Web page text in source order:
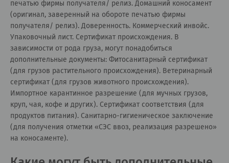
печатью фирмы получателя/ релиз. Домашний коносамент
(оригинал, заверенный на обороте печатью фирмы
получателя/ релиз). Доверенность. Коммерческий инвойс.
Упаковочный лист. Сертификат происхождения. В
зависимости от рода груза, могут понадобиться
дополнительные документы: Фитосанитарный сертификат
(для грузов растительного происхождения). Ветеринарный
сертификат (для грузов животного происхождения).
Импортное карантинное разрешение (для мучных грузов,
круп, чая, кофе и других). Сертификат соответствия (для
продуктов питания). Санитарно-гигиеническое заключение
(для получения отметки «СЭС ввоз, реализация разрешено»
на коносаменте).